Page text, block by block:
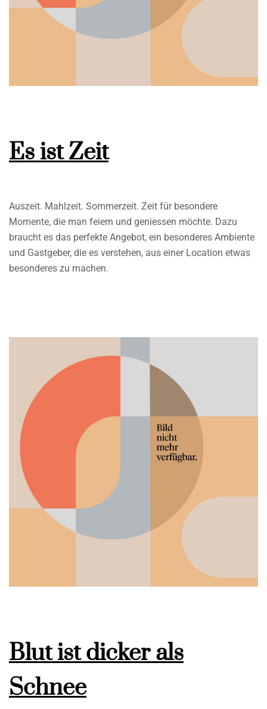
Es ist Zeit
Auszeit. Mahlzeit. Sommerzeit. Zeit für besondere
Momente, die man feiern und geniessen möchte. Dazu
braucht es das perfekte Angebot, ein besonderes Ambiente
und Gastgeber, die es verstehen, aus einer Location etwas
besonderes zu machen.
Blut ist dicker als
Schnee